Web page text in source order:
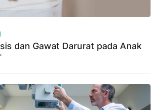
dan Gawat Darurat pada Anak